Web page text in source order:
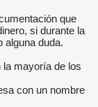
que
si durante la
alguna duda.
la mayoría de los
con un nombre